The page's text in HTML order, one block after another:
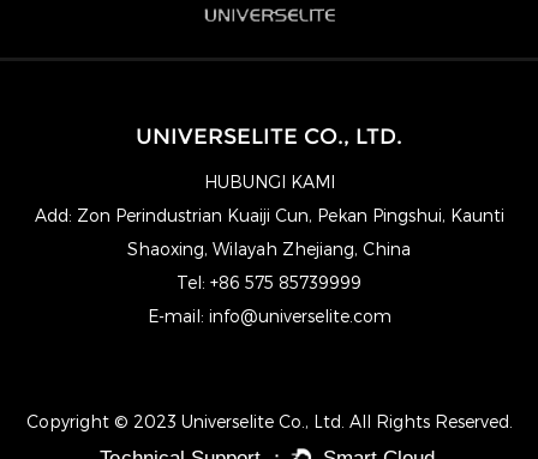
UNIVERSELITE CO., LTD.
HUBUNGI KAMI
Add: Zon Perindustrian Kuaiji Cun, Pekan Pingshui, Kaunti
Shaoxing, Wilayah Zhejiang, China
Tel: +86 575 85739999
E-mail: info@universelite.com
Copyright © 2023 Universelite Co., Ltd. All Rights Reserved.